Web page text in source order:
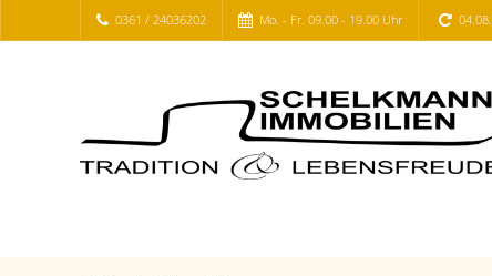
0361 / 24036202 Mo. - Fr. 09.00 - 19.00 Uhr